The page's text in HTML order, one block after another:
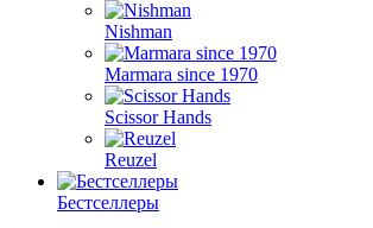
Nishman
Marmara since 1970
Scissor Hands
Reuzel
Бестселлеры